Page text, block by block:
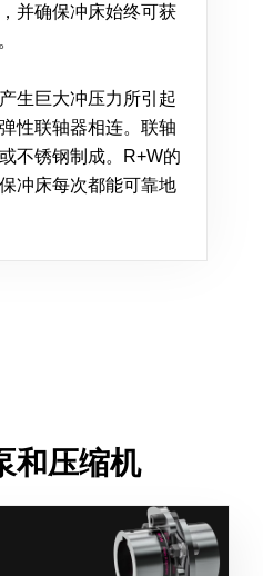
并确保冲床始终可获
生巨大冲压力所引起
性联轴器相连。联轴
不锈钢制成。R+W的
冲床每次都能可靠地
和压缩机